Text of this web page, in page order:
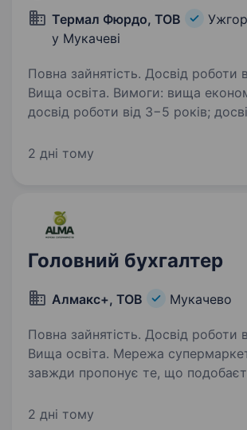
Термал Фюрдо, ТОВ
у Мукачеві
Повна зайнятість. Досвід роботи
Вища освіта. Вимоги: вища економічна освіта;
досвід роботи від 3−5 років; досвідчений
глибокі знання бухгалтерського,
2 дні тому
Головний бухгалтер
Алмакс+, ТОВ Мукачево
Повна зайнятість. Досвід роботи
Вища освіта. Мережа супермаркетів ALMA
завжди пропонує те, що
Компанія з роздрібної торгівлі, яка
2 дні тому